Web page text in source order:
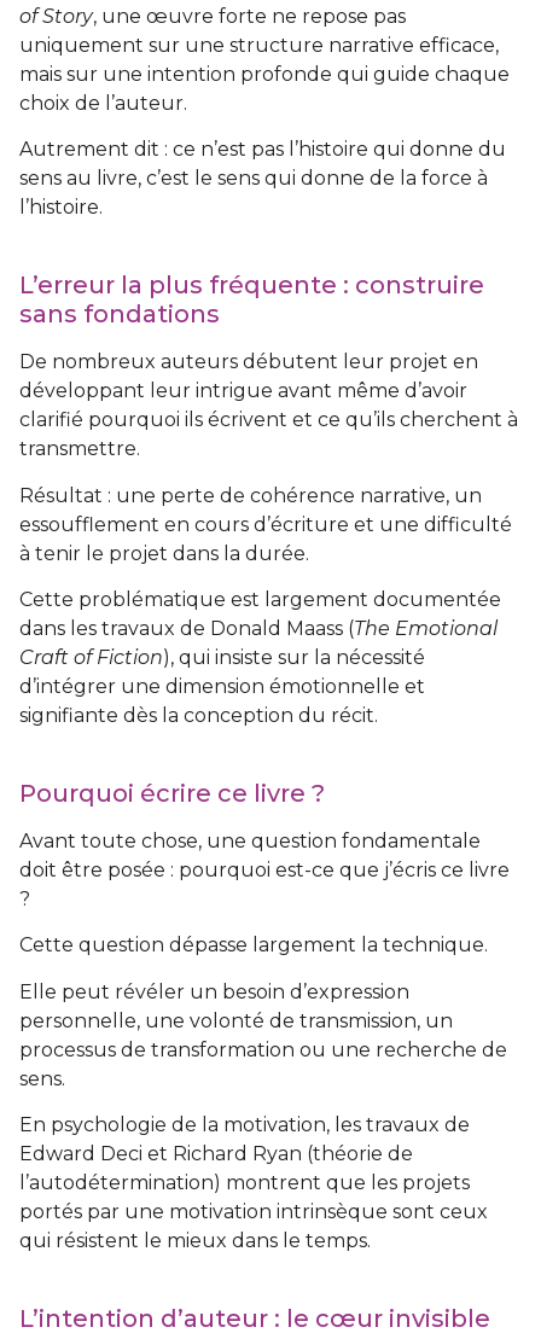
of Story, une œuvre forte ne repose pas
uniquement sur une structure narrative efficace,
mais sur une intention profonde qui guide chaque
choix de l’auteur.
Autrement dit : ce n’est pas l’histoire qui donne du
sens au livre, c’est le sens qui donne de la force à
l’histoire.
L’erreur la plus fréquente : construire
sans fondations
De nombreux auteurs débutent leur projet en
développant leur intrigue avant même d’avoir
clarifié pourquoi ils écrivent et ce qu’ils cherchent à
transmettre.
Résultat : une perte de cohérence narrative, un
essoufflement en cours d’écriture et une difficulté
à tenir le projet dans la durée.
Cette problématique est largement documentée
dans les travaux de Donald Maass (The Emotional
Craft of Fiction), qui insiste sur la nécessité
d’intégrer une dimension émotionnelle et
signifiante dès la conception du récit.
Pourquoi écrire ce livre ?
Avant toute chose, une question fondamentale
doit être posée : pourquoi est-ce que j’écris ce livre
?
Cette question dépasse largement la technique.
Elle peut révéler un besoin d’expression
personnelle, une volonté de transmission, un
processus de transformation ou une recherche de
sens.
En psychologie de la motivation, les travaux de
Edward Deci et Richard Ryan (théorie de
l’autodétermination) montrent que les projets
portés par une motivation intrinsèque sont ceux
qui résistent le mieux dans le temps.
L’intention d’auteur : le cœur invisible